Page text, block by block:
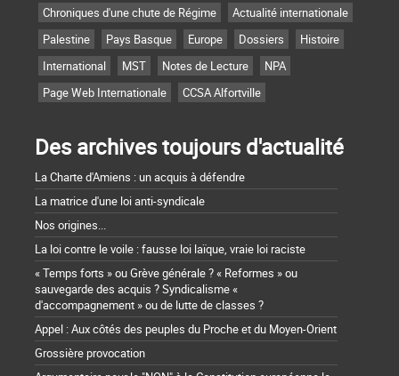
Chroniques d'une chute de Régime
Actualité internationale
Palestine
Pays Basque Europe Dossiers
Histoire
International
MST Notes de Lecture
NPA
Page Web Internationale
CCSA Alfortville
Des archives toujours d'actualité
La Charte d'Amiens : un acquis à défendre
La matrice d'une loi anti-syndicale
Nos origines...
La loi contre le voile : fausse loi laïque, vraie loi raciste
« Temps forts » ou Grève générale ? « Reformes » ou
sauvegarde des acquis ? Syndicalisme «
d'accompagnement » ou de lutte de classes ?
Appel : Aux côtés des peuples du Proche et du Moyen-Orient
Grossière provocation